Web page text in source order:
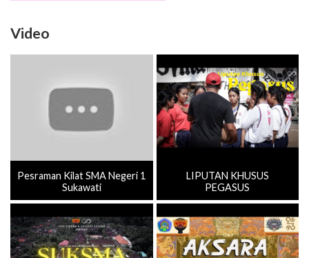
Video
Pesraman Kilat SMA Negeri 1
Sukawati
LIPUTAN KHUSUS
PEGASUS